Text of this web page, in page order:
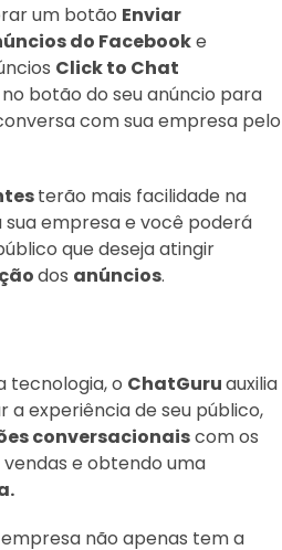
um botão Enviar
do Facebooke
Click to Chat
botão do seu anúncio para
com sua empresa pelo
terão mais facilidade na
sua empresa e você poderá
que deseja atingir
dos anúncios.
tecnologia, o ChatGuruauxilia
a experiência de seu público,
conversacionaiscom os
e obtendo uma
empresa não apenas tem a